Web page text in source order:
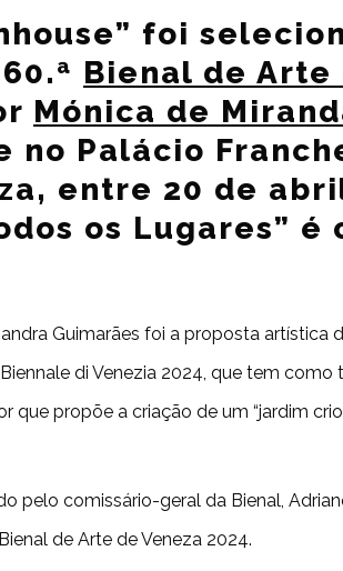
foi
Bienal de Arte
Mónica de
no Palácio
entre 20 de
os Lugares”
Guimarães foi a proposta
di Venezia 2024, que tem
que propõe a criação de um “jardim
pelo comissário-geral da Bienal,
de Arte de Veneza 2024.